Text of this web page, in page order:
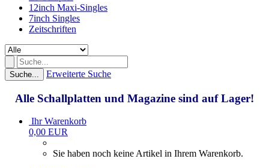
12inch Maxi-Singles
7inch Singles
Zeitschriften
Suche... Erweiterte Suche
Alle Schallplatten und Magazine sind auf Lager!
Ihr Warenkorb
0,00 EUR
Sie haben noch keine Artikel in Ihrem Warenkorb.